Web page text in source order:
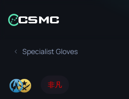
Specialist Gloves
非凡